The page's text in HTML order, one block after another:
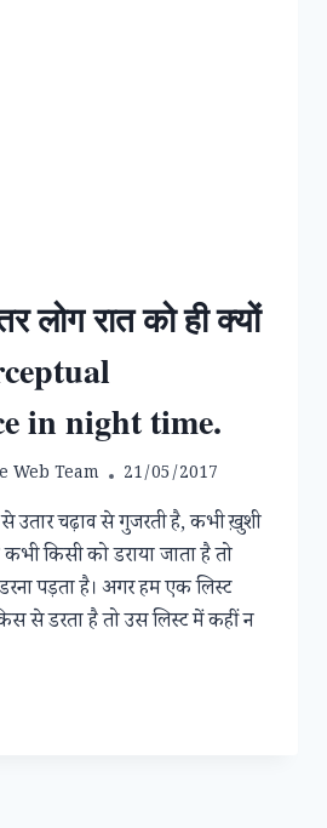
लोग रात को ही क्यों
in night time.
Web Team 21/05/2017
उतार चढ़ाव से गुजरती है, कभी ख़ुशी
किसी को डराया जाता है तो
पड़ता है। अगर हम एक लिस्ट
से डरता है तो उस लिस्ट में कहीं न